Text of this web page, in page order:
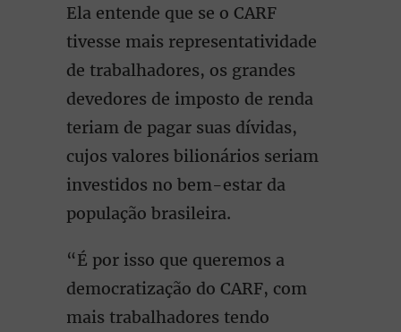
Ela entende que se o CARF
tivesse mais representatividade
de trabalhadores, os grandes
devedores de imposto de renda
teriam de pagar suas dívidas,
cujos valores bilionários seriam
investidos no bem-estar da
população brasileira.
“É por isso que queremos a
democratização do CARF, com
mais trabalhadores tendo